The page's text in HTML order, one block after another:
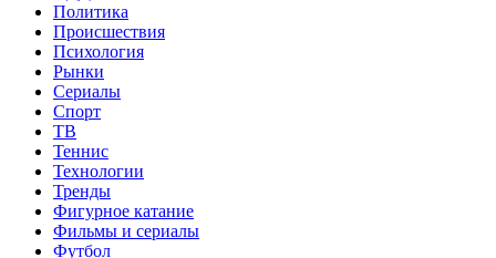
Политика
Происшествия
Психология
Рынки
Сериалы
Спорт
ТВ
Теннис
Технологии
Тренды
Фигурное катание
Фильмы и сериалы
Футбол